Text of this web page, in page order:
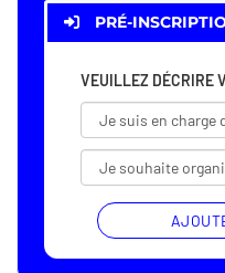
PRÉ-
VEUILLEZ DÉCRIRE